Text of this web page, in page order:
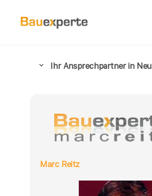
Ihr Ansprechpartner in
Marc Reitz